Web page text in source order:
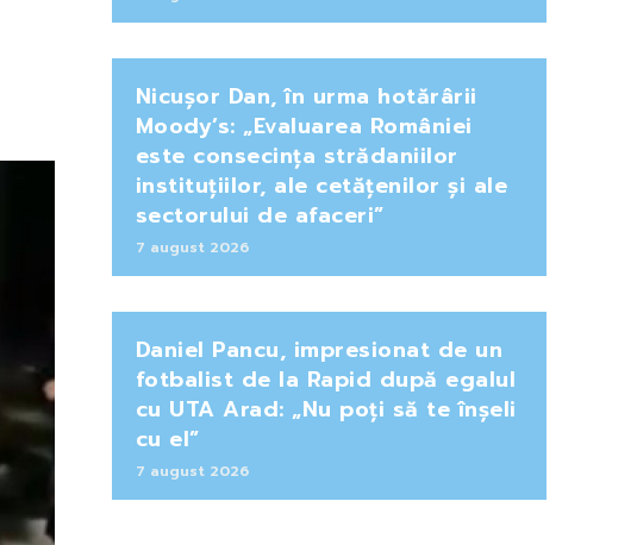
Nicușor Dan, în urma hotărârii
Moody’s: „Evaluarea României
este consecința strădaniilor
instituțiilor, ale cetățenilor și ale
sectorului de afaceri”
7 august 2026
Daniel Pancu, impresionat de un
fotbalist de la Rapid după egalul
cu UTA Arad: „Nu poți să te înșeli
cu el”
7 august 2026